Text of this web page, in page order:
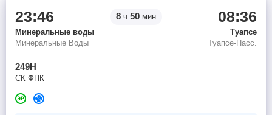
23:46 8 ч 50 мин 08:36
Минеральные воды
Туапсе
Минеральные Воды
Туапсе-Пасс.
249Н
СК ФПК